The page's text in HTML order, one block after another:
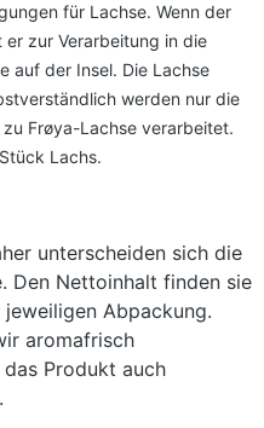
für Lachse. Wenn der
zur Verarbeitung in die
auf der Insel. Die Lachse
werden nur die
Frøya-Lachse verarbeitet.
Lachs.
unterscheiden sich die
Den Nettoinhalt finden sie
Abpackung.
aromafrisch
Produkt auch